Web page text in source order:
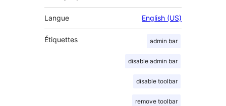
Langue English (US)
Étiquettes admin bar
disable admin bar
disable toolbar
remove toolbar